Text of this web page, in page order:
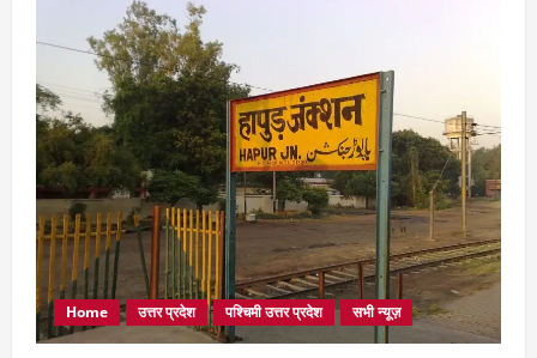
Home उत्तर प्रदेश पश्चिमी उत्तर प्रदेश सभी न्यूज़